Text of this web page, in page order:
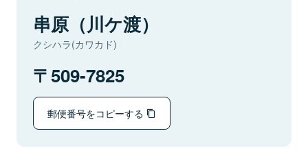
串原（川ケ渡）
クシハラ(カワカド)
509-7825
郵便番号をコピーする